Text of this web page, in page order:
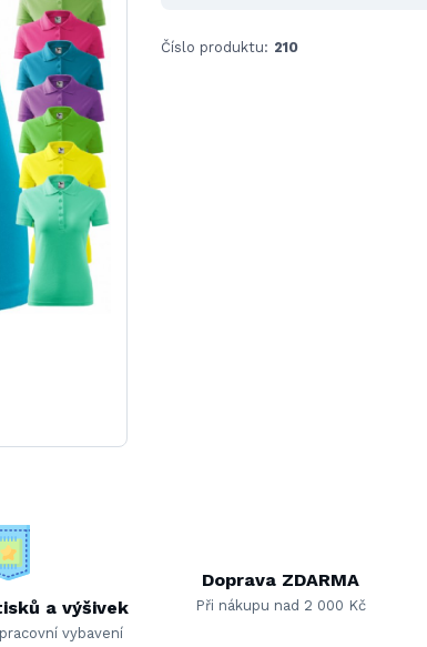
Číslo produktu: 210
a výšivek
vybavení
Doprava ZDARMA
Při nákupu nad 2 000 Kč